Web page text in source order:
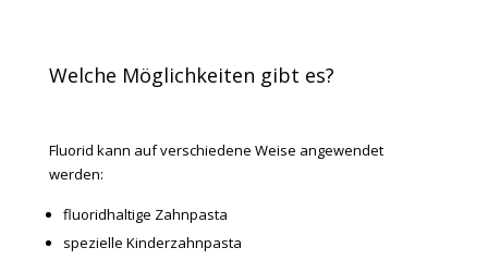
Welche Möglichkeiten gibt es?
Fluorid kann auf verschiedene Weise angewendet
werden:
fluoridhaltige Zahnpasta
spezielle Kinderzahnpasta